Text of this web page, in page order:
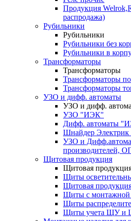
Продукция
распродажа)
Рубильники
Рубильники
Рубильники без
Рубильники в
Трансформаторы
Трансформаторы
Трансформаторы
Трансформаторы
УЗО и дифф. автоматы
УЗО и дифф.
УЗО "ИЭК"
Дифф. автоматы
Шнайдер Электрик
УЗО и
производителей,
Щитовая продукция
Щитовая
Щиты
Щитовая
Щиты с
Щиты
Щиты учета ЩУ и